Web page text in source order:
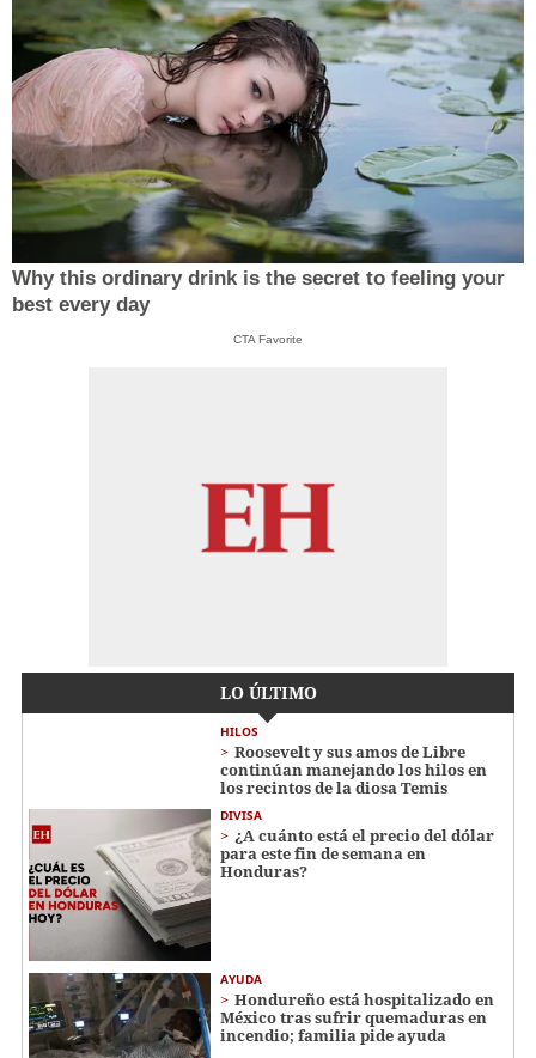
Why this ordinary drink is the secret to feeling your
best every day
CTA Favorite
LO ÚLTIMO
HILOS
Roosevelt y sus amos de Libre
continúan manejando los hilos en
los recintos de la diosa Temis
DIVISA
¿A cuánto está el precio del dólar
para este fin de semana en
Honduras?
AYUDA
Hondureño está hospitalizado en
México tras sufrir quemaduras en
incendio; familia pide ayuda